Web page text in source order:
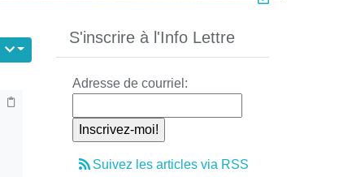
S'inscrire à l'Info Lettre
Adresse de courriel:
Suivez les articles via RSS